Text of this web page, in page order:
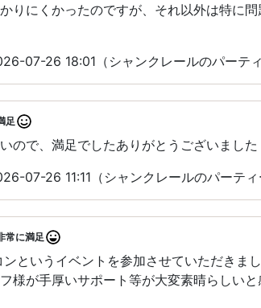
りにくかったのですが、それ以外は特に
07-26 18:01（シャンクレールのパーティ
足
ので、満足でしたありがとうございました
07-26 11:11（シャンクレールのパーティ
常に満足
ンというイベントを参加させていただきま
様が手厚いサポート等が大変素晴らしい